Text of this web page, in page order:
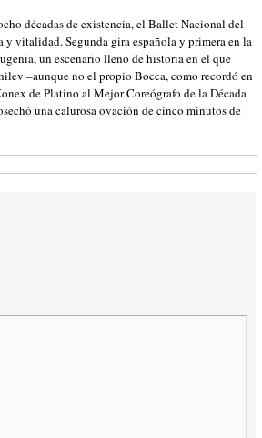
décadas de existencia, el Ballet Nacional del
vitalidad. Segunda gira española y primera en la
un escenario lleno de historia en el que
–aunque no el propio Bocca, como recordó en
de Platino al Mejor Coreógrafo de la Década
una calurosa ovación de cinco minutos de